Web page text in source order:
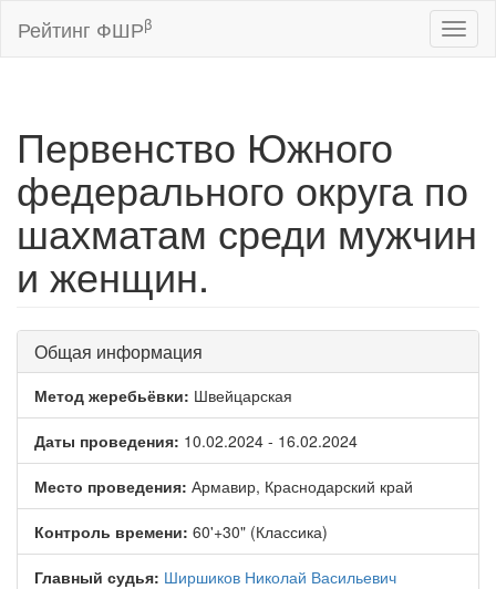
Рейтинг ФШРβ
Первенство Южного
федерального округа по
шахматам среди мужчин
и женщин.
Общая информация
Метод жеребьёвки: Швейцарская
Даты проведения: 10.02.2024 - 16.02.2024
Место проведения: Армавир, Краснодарский край
Контроль времени: 60'+30" (Классика)
Главный судья: Ширшиков Николай Васильевич